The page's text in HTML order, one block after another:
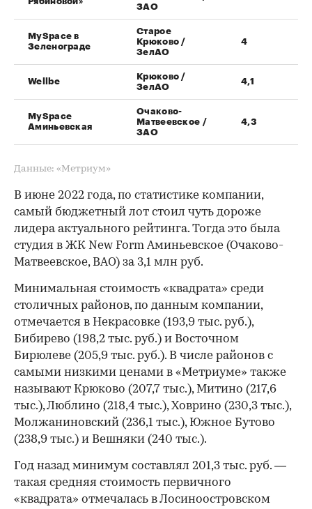
ЗАО
MySpace в
Зеленограде
Старое
Крюково /
ЗелАО
4
Wellbe
Крюково /
ЗелАО
4,1
MySpace
Аминьевская
Очаково-
Матвеевское /
ЗАО
4,3
Данные: «Метриум»
В июне 2022 года, по статистике компании,
самый бюджетный лот стоил чуть дороже
лидера актуального рейтинга. Тогда это была
студия в ЖК New Form Аминьевское (Очаково-
Матвеевское, ВАО) за 3,1 млн руб.
Минимальная стоимость «квадрата» среди
столичных районов, по данным компании,
отмечается в Некрасовке (193,9 тыс. руб.),
Бибирево (198,2 тыс. руб.) и Восточном
Бирюлеве (205,9 тыс. руб.). В числе районов с
самыми низкими ценами в «Метриуме» также
называют Крюково (207,7 тыс.), Митино (217,6
тыс.), Люблино (218,4 тыс.), Ховрино (230,3 тыс.),
Молжаниновский (236,1 тыс.), Южное Бутово
(238,9 тыс.) и Вешняки (240 тыс.).
Год назад минимум составлял 201,3 тыс. руб. —
такая средняя стоимость первичного
«квадрата» отмечалась в Лосиноостровском